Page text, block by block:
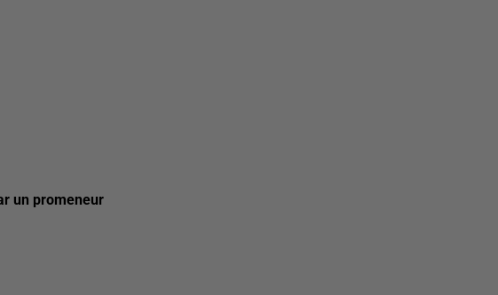
un promeneur